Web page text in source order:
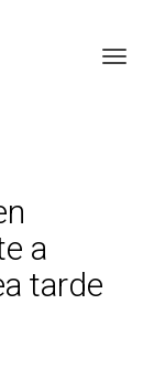
a
tarde